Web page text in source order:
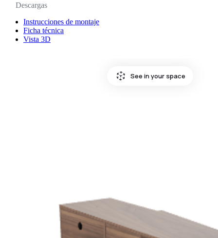
Descargas
Instrucciones de montaje
Ficha técnica
Vista 3D